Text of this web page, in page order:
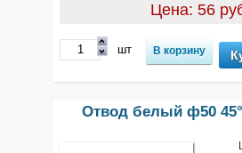
Цена: 56
шт
Отвод белый ф50